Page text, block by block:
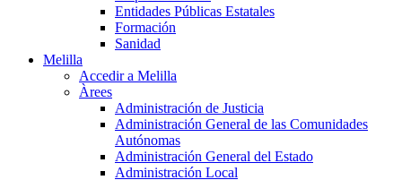
Entidades Públicas Estatales
Formación
Sanidad
Melilla
Accedir a Melilla
Àrees
Administración de Justicia
Administración General de las Comunidades
Autónomas
Administración General del Estado
Administración Local